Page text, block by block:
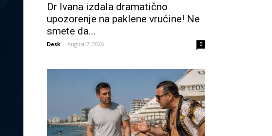
Dr Ivana izdala dramatično
upozorenje na paklene vrućine! Ne
smete da...
Desk - August 7, 2026 0